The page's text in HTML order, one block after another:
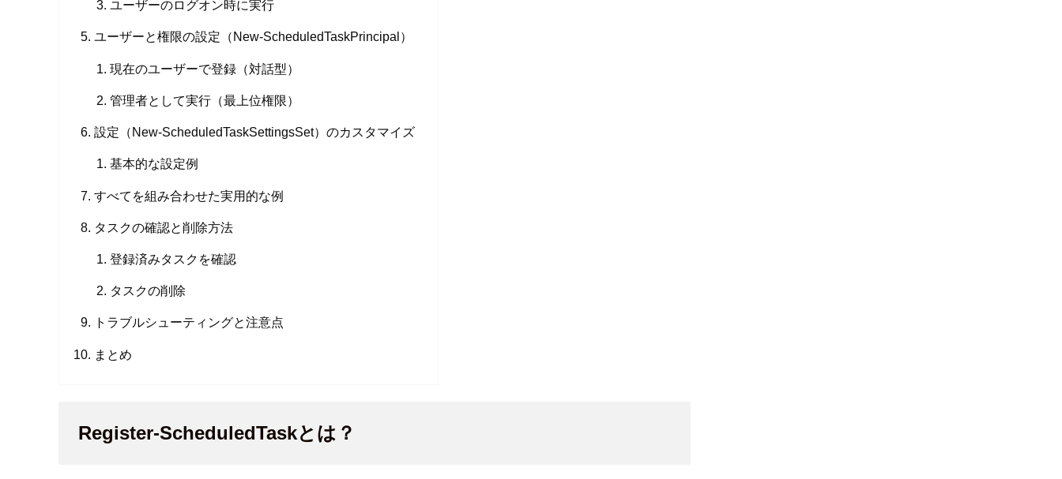
ユーザーのログオン時に実行
ユーザーと権限の設定（New-ScheduledTaskPrincipal）
現在のユーザーで登録（対話型）
管理者として実行（最上位権限）
設定（New-ScheduledTaskSettingsSet）のカスタマイズ
基本的な設定例
すべてを組み合わせた実用的な例
タスクの確認と削除方法
登録済みタスクを確認
タスクの削除
トラブルシューティングと注意点
まとめ
Register-ScheduledTaskとは？